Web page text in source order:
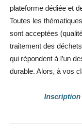
plateforme dédiée et
Toutes les
sont acceptées
traitement des
qui répondent à l’un
durable. Alors, à vos
Inscription